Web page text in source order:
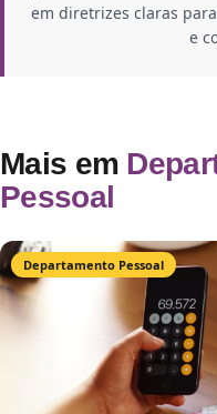
em diretrizes claras
e
Mais em
Pessoal
Departamento Pessoal